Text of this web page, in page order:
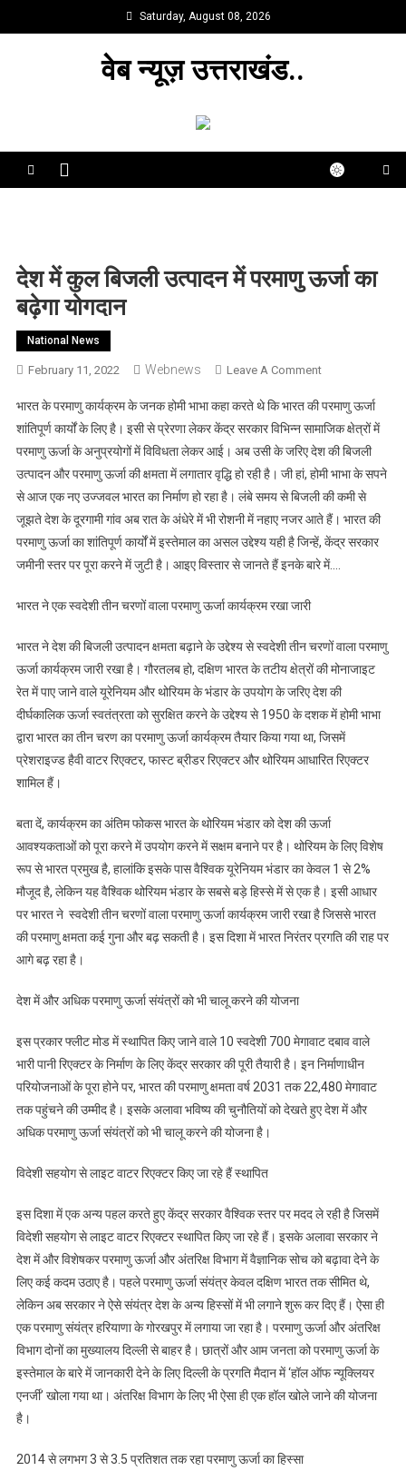
to
Saturday, August 08, 2026
वेब न्यूज़ उत्तराखंड..
देश में कुल बिजली उत्पादन में परमाणु ऊर्जा का
बढ़ेगा योगदान
National News
February 11, 2022 Webnews Leave A CommentOn
में
कुल
बिजली
उत्पादन
में
परमाणु
ऊर्जा
का
भारत के परमाणु कार्यक्रम के जनक होमी भाभा कहा करते थे कि भारत की परमाणु ऊर्जा
शांतिपूर्ण कार्यों के लिए है। इसी से प्रेरणा लेकर केंद्र सरकार विभिन्न सामाजिक क्षेत्रों में
परमाणु ऊर्जा के अनुप्रयोगों में विविधता लेकर आई। अब उसी के जरिए देश की बिजली
उत्पादन और परमाणु ऊर्जा की क्षमता में लगातार वृद्धि हो रही है। जी हां, होमी भाभा के सपने
से आज एक नए उज्जवल भारत का निर्माण हो रहा है। लंबे समय से बिजली की कमी से
जूझते देश के दूरगामी गांव अब रात के अंधेरे में भी रोशनी में नहाए नजर आते हैं। भारत की
परमाणु ऊर्जा का शांतिपूर्ण कार्यों में इस्तेमाल का असल उद्देश्य यही है जिन्हें, केंद्र सरकार
जमीनी स्तर पर पूरा करने में जुटी है। आइए विस्तार से जानते हैं इनके बारे में….
भारत ने एक स्वदेशी तीन चरणों वाला परमाणु ऊर्जा कार्यक्रम रखा जारी
भारत ने देश की बिजली उत्पादन क्षमता बढ़ाने के उद्देश्य से स्वदेशी तीन चरणों वाला परमाणु
ऊर्जा कार्यक्रम जारी रखा है। गौरतलब हो, दक्षिण भारत के तटीय क्षेत्रों की मोनाजाइट
रेत में पाए जाने वाले यूरेनियम और थोरियम के भंडार के उपयोग के जरिए देश की
दीर्घकालिक ऊर्जा स्वतंत्रता को सुरक्षित करने के उद्देश्य से 1950 के दशक में होमी भाभा
द्वारा भारत का तीन चरण का परमाणु ऊर्जा कार्यक्रम तैयार किया गया था, जिसमें
प्रेशराइज्ड हैवी वाटर रिएक्टर, फास्ट ब्रीडर रिएक्टर और थोरियम आधारित रिएक्टर
शामिल हैं।
बता दें, कार्यक्रम का अंतिम फोकस भारत के थोरियम भंडार को देश की ऊर्जा
आवश्यकताओं को पूरा करने में उपयोग करने में सक्षम बनाने पर है। थोरियम के लिए विशेष
रूप से भारत प्रमुख है, हालांकि इसके पास वैश्विक यूरेनियम भंडार का केवल 1 से 2%
मौजूद है, लेकिन यह वैश्विक थोरियम भंडार के सबसे बड़े हिस्से में से एक है। इसी आधार
पर भारत ने स्वदेशी तीन चरणों वाला परमाणु ऊर्जा कार्यक्रम जारी रखा है जिससे भारत
की परमाणु क्षमता कई गुना और बढ़ सकती है। इस दिशा में भारत निरंतर प्रगति की राह पर
आगे बढ़ रहा है।
देश में और अधिक परमाणु ऊर्जा संयंत्रों को भी चालू करने की योजना
इस प्रकार फ्लीट मोड में स्थापित किए जाने वाले 10 स्वदेशी 700 मेगावाट दबाव वाले
भारी पानी रिएक्टर के निर्माण के लिए केंद्र सरकार की पूरी तैयारी है। इन निर्माणाधीन
परियोजनाओं के पूरा होने पर, भारत की परमाणु क्षमता वर्ष 2031 तक 22,480 मेगावाट
तक पहुंचने की उम्मीद है। इसके अलावा भविष्य की चुनौतियों को देखते हुए देश में और
अधिक परमाणु ऊर्जा संयंत्रों को भी चालू करने की योजना है।
विदेशी सहयोग से लाइट वाटर रिएक्टर किए जा रहे हैं स्थापित
इस दिशा में एक अन्य पहल करते हुए केंद्र सरकार वैश्विक स्तर पर मदद ले रही है जिसमें
विदेशी सहयोग से लाइट वाटर रिएक्टर स्थापित किए जा रहे हैं। इसके अलावा सरकार ने
देश में और विशेषकर परमाणु ऊर्जा और अंतरिक्ष विभाग में वैज्ञानिक सोच को बढ़ावा देने के
लिए कई कदम उठाए है। पहले परमाणु ऊर्जा संयंत्र केवल दक्षिण भारत तक सीमित थे,
लेकिन अब सरकार ने ऐसे संयंत्र देश के अन्‍य हिस्‍सों में भी लगाने शुरू कर दिए हैं। ऐसा ही
एक परमाणु संयंत्र हरियाणा के गोरखपुर में लगाया जा रहा है। परमाणु ऊर्जा और अंतरिक्ष
विभाग दोनों का मुख्यालय दिल्ली से बाहर है। छात्रों और आम जनता को परमाणु ऊर्जा के
इस्तेमाल के बारे में जानकारी देने के लिए दिल्‍ली के प्रगति मैदान में ‘हॉल ऑफ न्यूक्लियर
एनर्जी’ खोला गया था। अंतरिक्ष विभाग के लिए भी ऐसा ही एक हॉल खोले जाने की योजना
है।
2014 से लगभग 3 से 3.5 प्रतिशत तक रहा परमाणु ऊर्जा का हिस्सा